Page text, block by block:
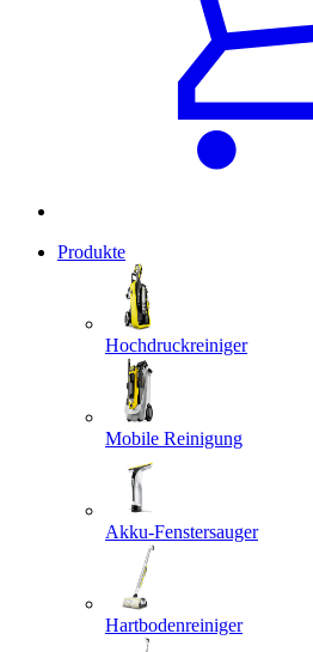
Produkte
Hochdruckreiniger
Mobile Reinigung
Akku-Fenstersauger
Hartbodenreiniger